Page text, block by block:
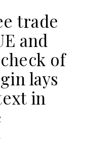
trade
and
of
lays
in